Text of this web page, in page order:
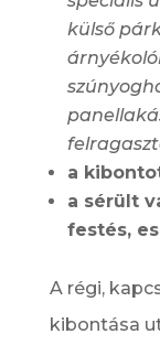
külső
a
a sérült
festés,
A régi,
kibontása